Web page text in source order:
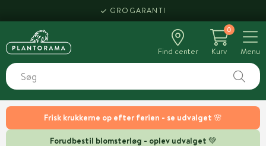
Frisk krukkerne op efter ferien - se udvalget 🌸
Forudbestil blomsterløg - oplev udvalget 💚
GROGARANTI
Find center
0
Kurv
Menu